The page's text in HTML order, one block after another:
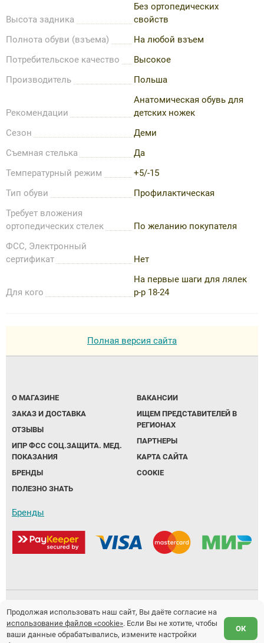
Высота задника
Без ортопедических
свойств
Полнота обуви (взъема)
На любой взъем
Потребительское качество
Высокое
Производитель
Польша
Рекомендации
Анатомическая обувь для
детских ножек
Сезон
Деми
Съемная стелька
Да
Температурный режим
+5/-15
Тип обуви
Профилактическая
Требует вложения
ортопедических стелек
По желанию покупателя
ФСС, Электронный
сертификат
Нет
Для кого
На первые шаги для лялек
р-р 18-24
Полная версия сайта
О МАГАЗИНЕ
ЗАКАЗ И ДОСТАВКА
ОТЗЫВЫ
ИПР ФСС СОЦ.ЗАЩИТА. МЕД.
ПОКАЗАНИЯ
БРЕНДЫ
ПОЛЕЗНО ЗНАТЬ
ВАКАНСИИ
ИЩЕМ ПРЕДСТАВИТЕЛЕЙ В
РЕГИОНАХ
ПАРТНЕРЫ
КАРТА САЙТА
COOKIE
Бренды
Политика обработки персональных данных
Предложение не является публичной офертой.
Продолжая использовать наш сайт, Вы даёте согласие на
использование файлов «cookie». Если Вы не хотите, чтобы
ваши данные обрабатывались, измените настройки
ОК